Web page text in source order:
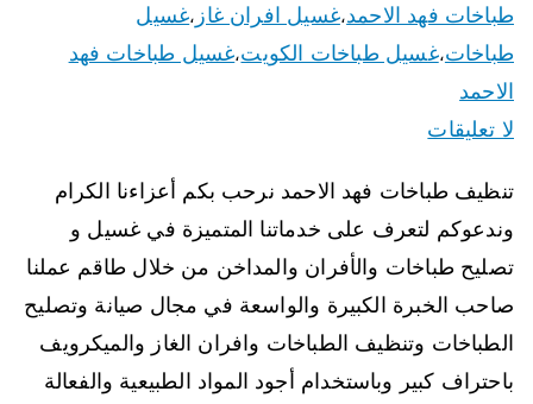
طباخات فهد الاحمد،غسيل افران غاز ،غسيل
طباخات،غسيل طباخات الكويت،غسيل طباخات فهد
الاحمد
لا تعليقات
تنظيف طباخات فهد الاحمد نرحب بكم أعزاءنا الكرام
وندعوكم لتعرف على خدماتنا المتميزة في غسيل و
تصليح طباخات والأفران والمداخن من خلال طاقم عملنا
صاحب الخبرة الكبيرة والواسعة في مجال صيانة وتصليح
الطباخات وتنظيف الطباخات وافران الغاز والميكرويف
باحتراف كبير وباستخدام أجود المواد الطبيعية والفعالة